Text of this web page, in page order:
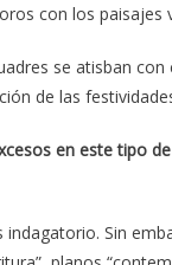
con los paisajes
se atisban
de las
en este tipo
indagatorio. Sin